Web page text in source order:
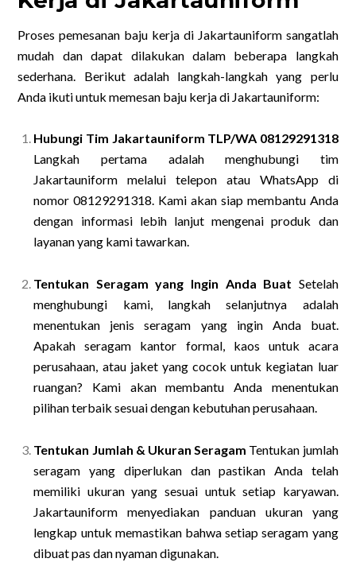
Proses pemesanan baju kerja di Jakartauniform sangatlah
mudah dan dapat dilakukan dalam beberapa langkah
sederhana. Berikut adalah langkah-langkah yang perlu
Anda ikuti untuk memesan baju kerja di Jakartauniform:
Hubungi Tim Jakartauniform TLP/WA 08129291318
Langkah pertama adalah menghubungi tim
Jakartauniform melalui telepon atau WhatsApp di
nomor 08129291318. Kami akan siap membantu Anda
dengan informasi lebih lanjut mengenai produk dan
layanan yang kami tawarkan.
Tentukan Seragam yang Ingin Anda Buat Setelah
menghubungi kami, langkah selanjutnya adalah
menentukan jenis seragam yang ingin Anda buat.
Apakah seragam kantor formal, kaos untuk acara
perusahaan, atau jaket yang cocok untuk kegiatan luar
ruangan? Kami akan membantu Anda menentukan
pilihan terbaik sesuai dengan kebutuhan perusahaan.
Tentukan Jumlah & Ukuran Seragam Tentukan jumlah
seragam yang diperlukan dan pastikan Anda telah
memiliki ukuran yang sesuai untuk setiap karyawan.
Jakartauniform menyediakan panduan ukuran yang
lengkap untuk memastikan bahwa setiap seragam yang
dibuat pas dan nyaman digunakan.